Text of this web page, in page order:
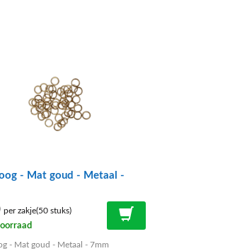
- Mat goud - Metaal -
per zakje(50 stuks)
- Mat goud - Metaal - 7mm